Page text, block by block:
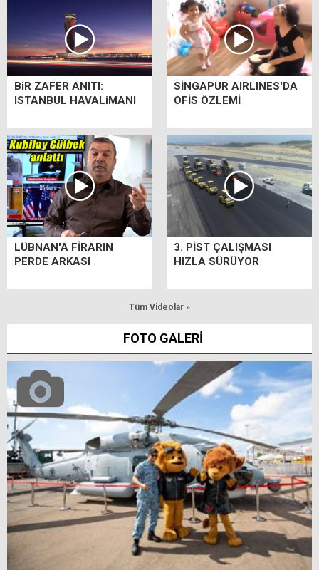
BiR ZAFER ANITI:
ISTANBUL HAVALiMANI
SİNGAPUR AIRLINES'DA
OFİS ÖZLEMİ
LÜBNAN'A FİRARIN
PERDE ARKASI
3. PİST ÇALIŞMASI
HIZLA SÜRÜYOR
Tüm Videolar »
FOTO GALERİ